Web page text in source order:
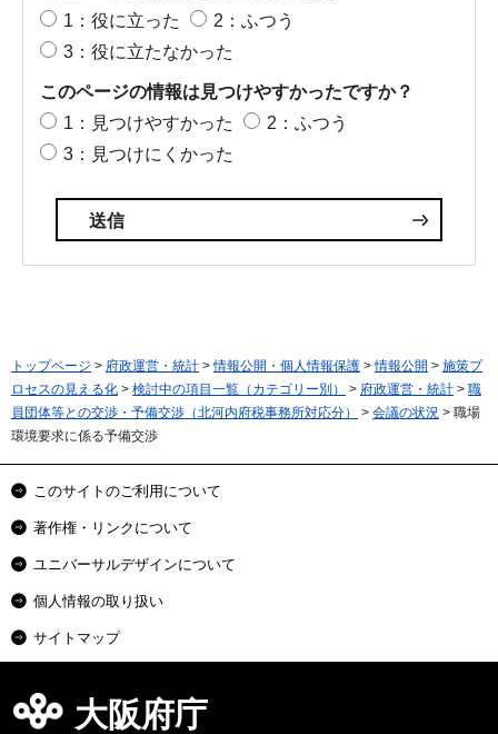
1：役に立った
2：ふつう
3：役に立たなかった
このページの情報は見つけやすかったですか？
1：見つけやすかった
2：ふつう
3：見つけにくかった
トップページ > 府政運営・統計 >情報公開・個人情報保護 >情報公開 > 施策プ
ロセスの見える化 > 検討中の項目一覧（カテゴリー別） > 府政運営・統計 > 職
員団体等との交渉・予備交渉（北河内府税事務所対応分）
> 会議の状況 > 職場
環境要求に係る予備交渉
このサイトのご利用について
著作権・リンクについて
ユニバーサルデザインについて
個人情報の取り扱い
サイトマップ
大阪府庁